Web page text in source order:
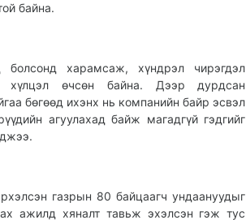
байна.
харамсаж, хүндрэл чирэгдэл
хүлцэл өчсөн байна. Дээр дурдсан
бөгөөд ихэнх нь компанийн байр эсвэл
агуулахад байж магадгүй гэдгийг
газрын 80 байцаагч ундаануудыг
ажилд хяналт тавьж эхэлсэн гэж тус